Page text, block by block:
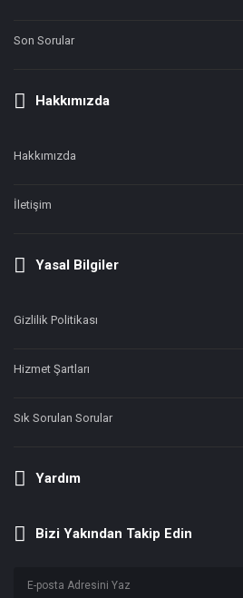
Son Sorular
Hakkımızda
Hakkımızda
İletişim
Yasal Bilgiler
Gizlilik Politikası
Hizmet Şartları
Sık Sorulan Sorular
Yardım
Bizi Yakından Takip Edin